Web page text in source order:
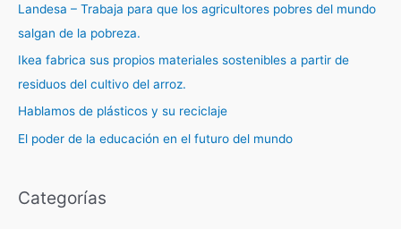
Landesa – Trabaja para que los agricultores pobres del mundo
salgan de la pobreza.
Ikea fabrica sus propios materiales sostenibles a partir de
residuos del cultivo del arroz.
Hablamos de plásticos y su reciclaje
El poder de la educación en el futuro del mundo
Categorías